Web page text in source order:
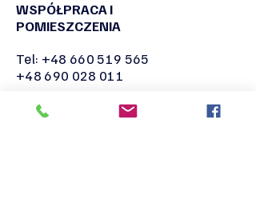
WSPÓŁPRACA I
POMIESZCZENIA
Tel: +48 660 519 565
+48 690 028 011
naukaiswiadomosc@gmail.com